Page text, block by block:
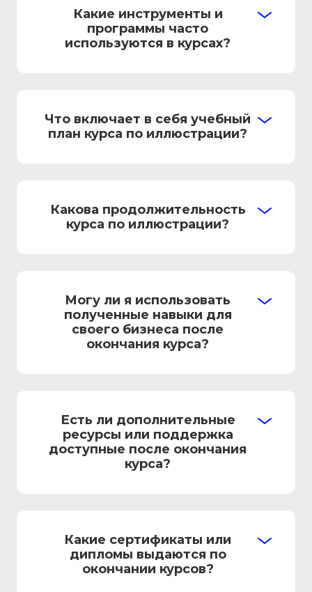
Какие инструменты и
программы часто
используются в курсах?
Что включает в себя учебный
план курса по иллюстрации?
Какова продолжительность
курса по иллюстрации?
Могу ли я использовать
полученные навыки для
своего бизнеса после
окончания курса?
Есть ли дополнительные
ресурсы или поддержка
доступные после окончания
курса?
Какие сертификаты или
дипломы выдаются по
окончании курсов?